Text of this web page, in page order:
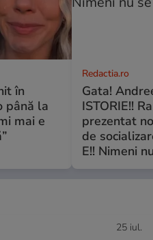
în
până la
mai e
Redactia.ro
Gata!
ISTORIE!!
prezentat
de
E!! Nimeni
25 iul.